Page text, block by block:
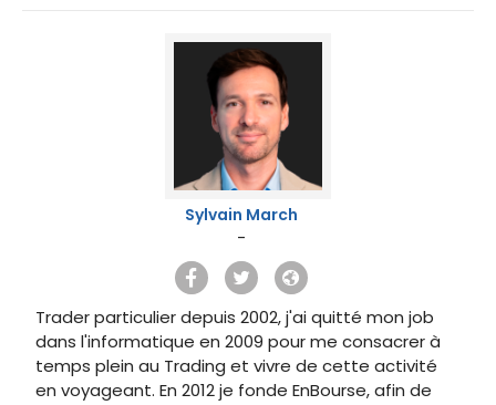
Sylvain March
-
Trader particulier depuis 2002, j'ai quitté mon job
dans l'informatique en 2009 pour me consacrer à
temps plein au Trading et vivre de cette activité
en voyageant. En 2012 je fonde EnBourse, afin de